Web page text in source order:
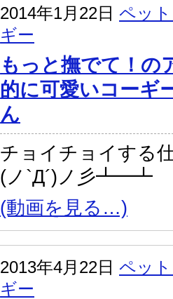
2014年1月22日 ペッ
ギー
もっと撫でて！の
的に可愛いコーギ
ん
チョイチョイする
(ノ`Д´)ノ彡┻━┻
(動画を見る…)
2013年4月22日 ペッ
ギー